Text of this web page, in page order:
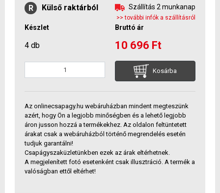
R Külső raktárból Szállítás 2 munkanap
>> további infók a szállításról
Készlet Bruttó ár
4 db 10 696 Ft
Kosárba
Az onlinecsapagy.hu webáruházban mindent megteszünk
azért, hogy Ön a legjobb minőségben és a lehető legjobb
áron jusson hozzá a termékekhez. Az oldalon feltüntetett
árakat csak a webáruházból történő megrendelés esetén
tudjuk garantálni!
Csapágyszaküzletünkben ezek az árak eltérhetnek.
A megjelenített fotó esetenként csak illusztráció. A termék a
valóságban ettől eltérhet!